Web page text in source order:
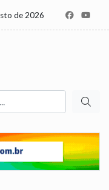
de 2026